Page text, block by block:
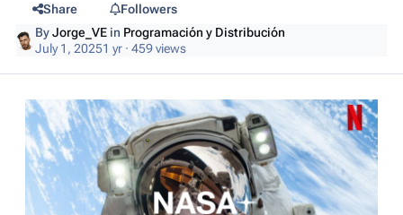
Share
Followers
ByJorge_VE in Programación y Distribución
July 1, 20251 yr · 459 views